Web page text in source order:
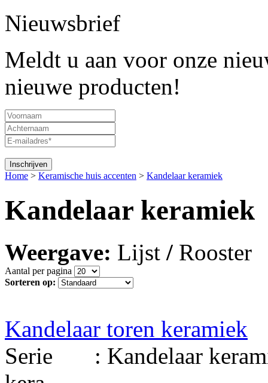
Nieuwsbrief
Meldt u aan voor onze
nieuwe producten!
Home > Keramische huis accenten > Kandelaar keramiek
Kandelaar keramiek
Weergave: Lijst / Rooster
Aantal per pagina
Sorteren op:
Kandelaar toren keramiek
Serie : Kandelaar